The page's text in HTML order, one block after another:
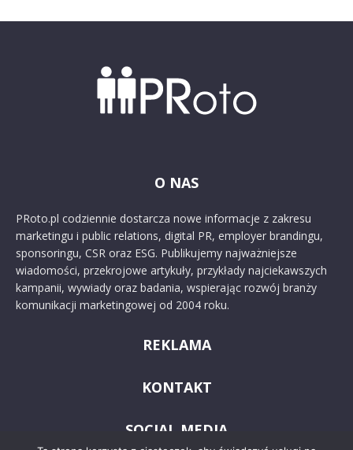
O NAS
PRoto.pl codziennie dostarcza nowe informacje z zakresu
marketingu i public relations, digital PR, employer brandingu,
sponsoringu, CSR oraz ESG. Publikujemy najważniejsze
wiadomości, przekrojowe artykuły, przykłady najciekawszych
kampanii, wywiady oraz badania, wspierając rozwój branży
komunikacji marketingowej od 2004 roku.
REKLAMA
KONTAKT
SOCIAL MEDIA